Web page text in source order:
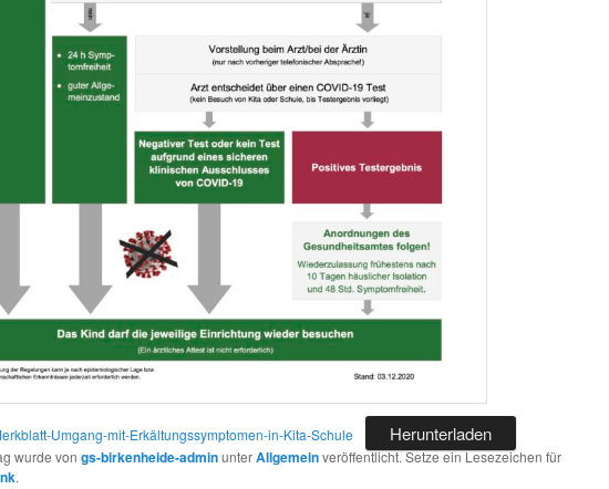
Umgang-mit-Erkältungssymptomen-in-Kita-Schule Herunterladen
wurde von gs-birkenheide-adminunterAllgemeinveröffentlicht. Setze ein Lesezeichen für
.